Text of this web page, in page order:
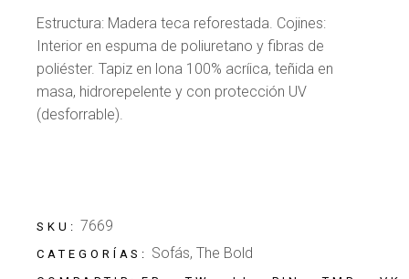
Estructura: Madera teca reforestada. Cojines:
Interior en espuma de poliuretano y fibras de
poliéster. Tapiz en lona 100% acríica, teñida en
masa, hidrorepelente y con protección UV
(desforrable).
SKU: 7669
CATEGORÍAS: Sofás,The Bold